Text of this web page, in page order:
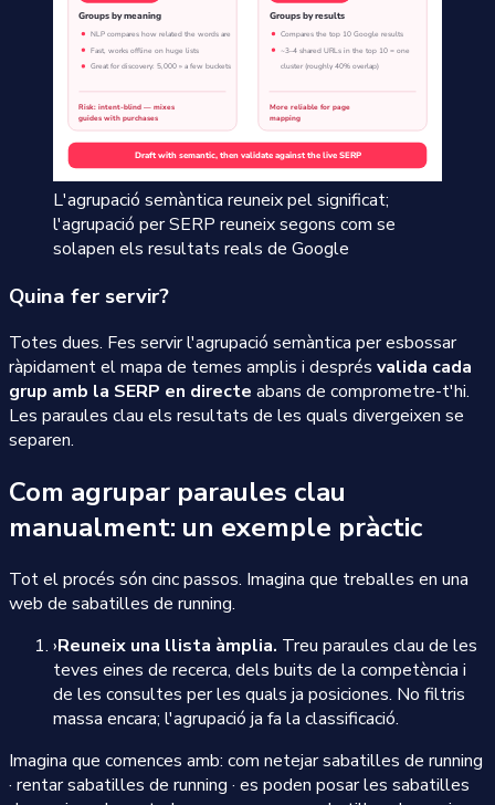
L'agrupació semàntica reuneix pel significat;
l'agrupació per SERP reuneix segons com se
solapen els resultats reals de Google
Quina fer servir?
Totes dues. Fes servir l'agrupació semàntica per esbossar
ràpidament el mapa de temes amplis i després valida cada
grup amb la SERP en directe abans de comprometre-t'hi.
Les paraules clau els resultats de les quals divergeixen se
separen.
Com agrupar paraules clau
manualment: un exemple pràctic
Tot el procés són cinc passos. Imagina que treballes en una
web de sabatilles de running.
›Reuneix una llista àmplia. Treu paraules clau de les
teves eines de recerca, dels buits de la competència i
de les consultes per les quals ja posiciones. No filtris
massa encara; l'agrupació ja fa la classificació.
Imagina que comences amb: com netejar sabatilles de running
· rentar sabatilles de running · es poden posar les sabatilles